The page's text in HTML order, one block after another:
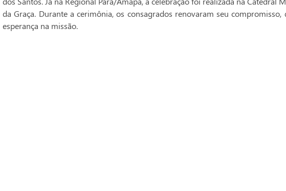
da Graça. Durante a cerimônia, os consagrados renovaram seu
esperança na missão.